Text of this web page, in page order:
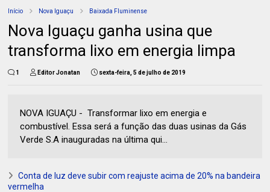
Início Nova Iguaçu Baixada Fluminense
Nova Iguaçu ganha usina que
transforma lixo em energia limpa
1 Editor Jonatan sexta-feira, 5 de julho de 2019
NOVA IGUAÇU - Transformar lixo em energia e
combustível. Essa será a função das duas usinas da Gás
Verde S.A inauguradas na última qui...
Conta de luz deve subir com reajuste acima de 20% na bandeira
vermelha